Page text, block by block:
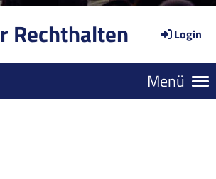
Rechthalten Login
Menü